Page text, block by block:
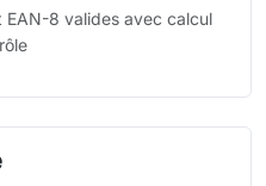
EAN-8 valides avec calcul